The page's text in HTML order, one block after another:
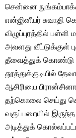
சென்னை
என்ஜினீயர் சுவாதி
விழுப்புரத்தில்
அவளது வீட்டுக்குள்
தீவைத்துக் கொண்டு
தூத்துக்குடியில்
ஆசிரியை
தற்கொலை செய்து
வகுப்பறையில்
அடித்துக்